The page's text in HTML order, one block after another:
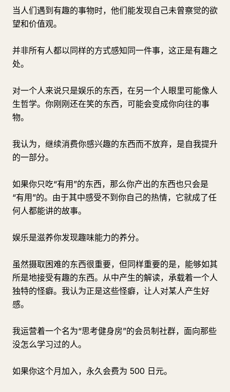
当人们遇到有趣的事物时，他们能发现自己未曾察觉的欲
望和价值观。
并非所有人都以同样的方式感知同一件事，这正是有趣之
处。
对一个人来说只是娱乐的东西，在另一个人眼里可能像人
生哲学。你刚刚还在笑的东西，可能会变成你向往的事
物。
我认为，继续消费你感兴趣的东西而不放弃，是自我提升
的一部分。
如果你只吃“有用”的东西，那么你产出的东西也只会是
“有用”的。由于其中感受不到你自己的热情，它就成了任
何人都能讲的故事。
娱乐是滋养你发现趣味能力的养分。
虽然摄取困难的东西很重要，但同样重要的是，能够如其
所是地接受有趣的东西。从中产生的解读，承载着一个人
独特的怪癖。我认为正是这些怪癖，让人对某人产生好
感。
我运营着一个名为“思考健身房”的会员制社群，面向那些
没怎么学习过的人。
如果你这个月加入，永久会费为 500 日元。